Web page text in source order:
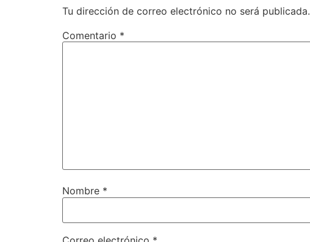
Tu dirección de correo electrónico no será publicada.
Comentario *
Nombre *